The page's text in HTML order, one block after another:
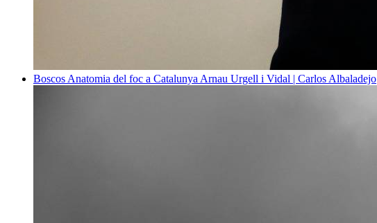
Boscos Anatomia del foc a Catalunya Arnau Urgell i Vidal | Carlos Albaladejo